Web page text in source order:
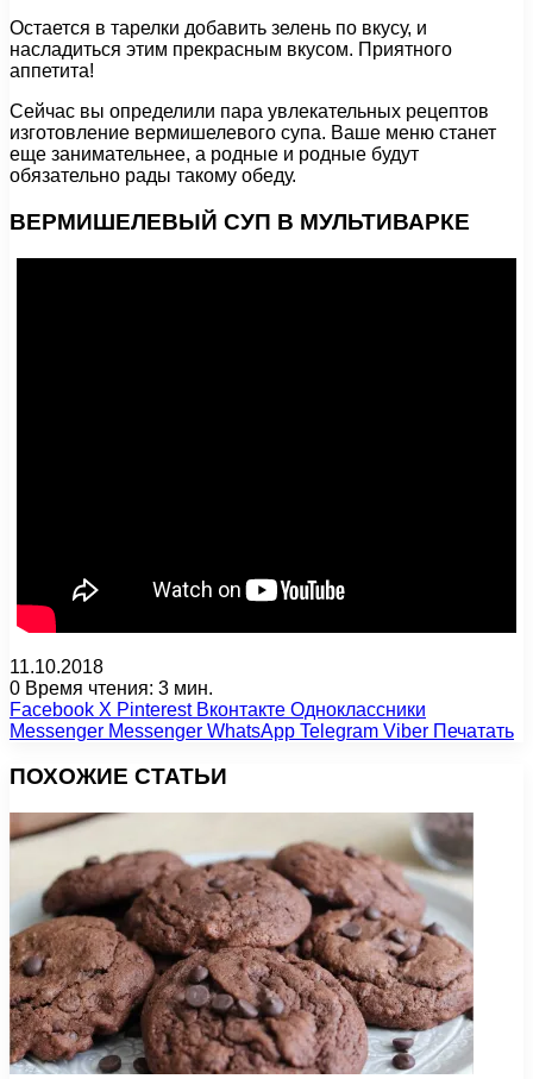
Остается в тарелки добавить зелень по вкусу, и
насладиться этим прекрасным вкусом. Приятного
аппетита!
Сейчас вы определили пара увлекательных рецептов
изготовление вермишелевого супа. Ваше меню станет
еще занимательнее, а родные и родные будут
обязательно рады такому обеду.
ВЕРМИШЕЛЕВЫЙ СУП В МУЛЬТИВАРКЕ
11.10.2018
0 Время чтения: 3 мин.
Facebook X Pinterest Вконтакте Одноклассники
Messenger Messenger WhatsApp Telegram Viber Печатать
ПОХОЖИЕ СТАТЬИ